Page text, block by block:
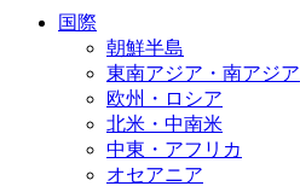
国際
朝鮮半島
東南アジア・南アジア
欧州・ロシア
北米・中南米
中東・アフリカ
オセアニア